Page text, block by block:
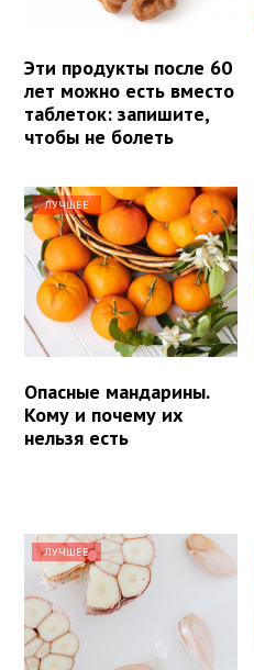
Эти продукты после 60
лет можно есть вместо
таблеток: запишите,
чтобы не болеть
ЛУЧШЕЕ
Опасные мандарины.
Кому и почему их
нельзя есть
ЛУЧШЕЕ